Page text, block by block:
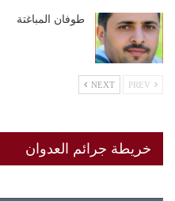
طوفان المباغتة
NEXT
خريطة جرائم العدوان